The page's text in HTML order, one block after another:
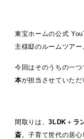
東宝ホームの公式
主様邸のルームツアー
今回はそのうちの一
本が担当させていた
間取りは、3LDK ＋ ラ
斎 。子育て世代の居